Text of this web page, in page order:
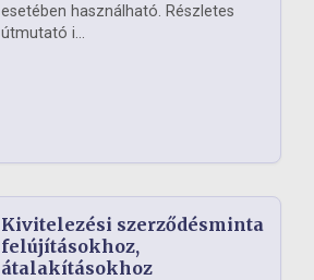
esetében használható. Részletes
útmutató i...
Kivitelezési szerződésminta
felújításokhoz,
átalakításokhoz